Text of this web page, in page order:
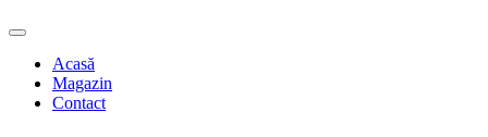
Acasă
Magazin
Contact